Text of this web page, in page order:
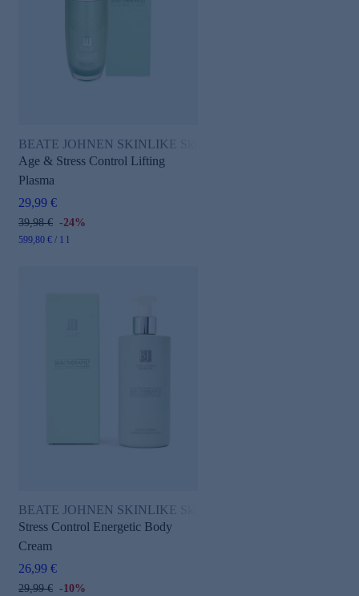
BEATE JOHNEN SKINLIKE Skin Therapist
Age & Stress Control Lifting
Plasma
29,99 €
39,98 € -24%
599,80 € / 1 l
BEATE JOHNEN SKINLIKE Skin Therapist
Stress Control Energetic Body
Cream
26,99 €
29,99 € -10%